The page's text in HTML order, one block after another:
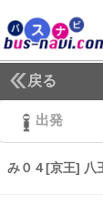
戻る
出発
み０４[京王] 八